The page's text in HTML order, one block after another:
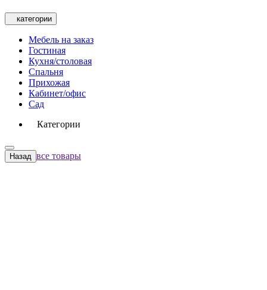
категории
Мебель на заказ
Гостиная
Кухня/столовая
Спальня
Прихожая
Кабинет/офис
Сад
Категории
Назад все товары